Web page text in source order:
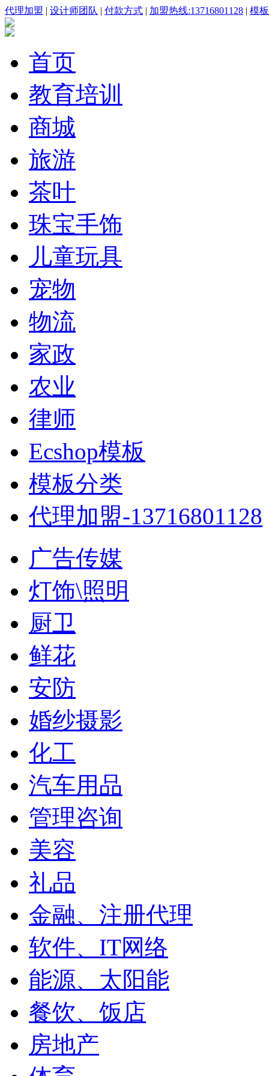
代理加盟 | 设计师团队 | 付款方式 | 加盟热线:13716801128 | 模
首页
教育培训
商城
旅游
茶叶
珠宝手饰
儿童玩具
宠物
物流
家政
农业
律师
Ecshop模板
模板分类
代理加盟-13716801128
广告传媒
灯饰\照明
厨卫
鲜花
安防
婚纱摄影
化工
汽车用品
管理咨询
美容
礼品
金融、注册代理
软件、IT网络
能源、太阳能
餐饮、饭店
房地产